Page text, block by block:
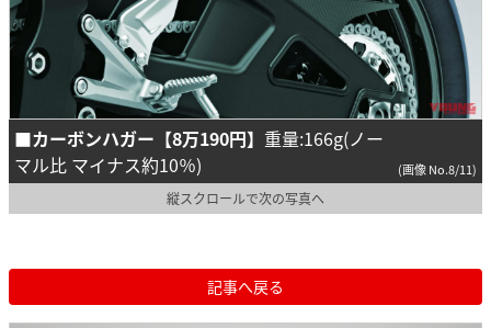
■カーボンハガー【8万190円】 重量:166g(ノー
マル比 マイナス約10％)
(画像 No.8/11)
縦スクロールで次の写真へ
記事へ戻る